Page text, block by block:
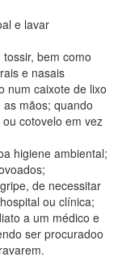
e lavar
bem como
e nasais
num caixote de lixo
mãos; quando
cotovelo em vez
higiene ambiental;
de necessitar
ou clínica;
a um médico e
ser procuradoo